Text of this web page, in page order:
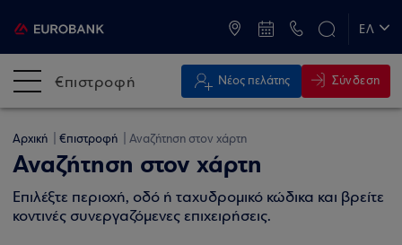
ΕΛ
€πιστροφή Νέος πελάτης Σύνδεση
Αρχική €πιστροφή Αναζήτηση στον χάρτη
Αναζήτηση στον χάρτη
Επιλέξτε περιοχή, οδό ή ταχυδρομικό κώδικα και βρείτε
κοντινές συνεργαζόμενες επιχειρήσεις.